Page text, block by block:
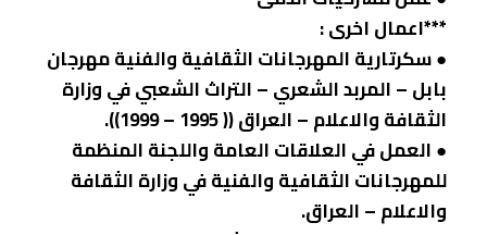
***اعمال اخرى :
● سكرتارية المهرجانات الثقافية والفنية مهرجان
بابل – المربد الشعري – التراث الشعبي في وزارة
الثقافة والاعلام – العراق (( 1995 – 1999)).
● العمل في العلاقات العامة واللجنة المنظمة
للمهرجانات الثقافية والفنية في وزارة الثقافة
والاعلام – العراق.